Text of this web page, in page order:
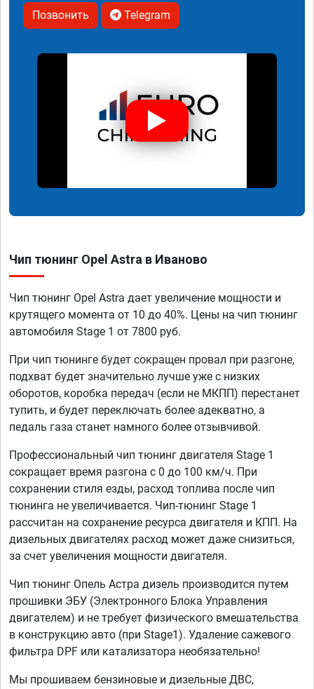
Позвонить Telegram
Чип тюнинг Opel Astra в Иваново
Чип тюнинг Opel Astra дает увеличение мощности и
крутящего момента от 10 до 40%. Цены на чип тюнинг
автомобиля Stage 1 от 7800 руб.
При чип тюнинге будет сокращен провал при разгоне,
подхват будет значительно лучше уже с низких
оборотов, коробка передач (если не МКПП) перестанет
тупить, и будет переключать более адекватно, а
педаль газа станет намного более отзывчивой.
Профессиональный чип тюнинг двигателя Stage 1
сокращает время разгона с 0 до 100 км/ч. При
сохранении стиля езды, расход топлива после чип
тюнинга не увеличивается. Чип-тюнинг Stage 1
рассчитан на сохранение ресурса двигателя и КПП. На
дизельных двигателях расход может даже снизиться,
за счет увеличения мощности двигателя.
Чип тюнинг Опель Астра дизель производится путем
прошивки ЭБУ (Электронного Блока Управления
двигателем) и не требует физического вмешательства
в конструкцию авто (при Stage1). Удаление сажевого
фильтра DPF или катализатора необязательно!
Мы прошиваем бензиновые и дизельные ДВС,